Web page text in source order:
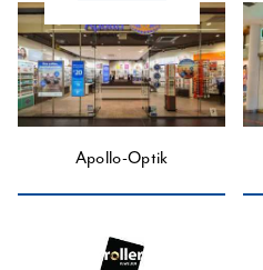
Apollo-Optik